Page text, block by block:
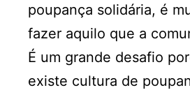
poupança solidária, é
fazer aquilo que a
É um grande desafio
existe cultura de